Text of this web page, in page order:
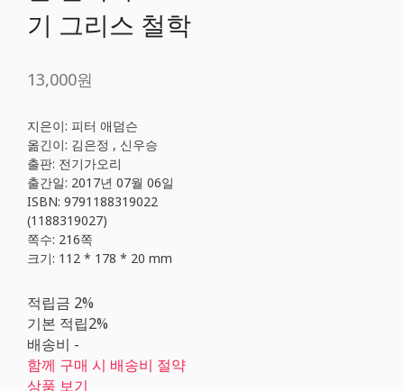
기 그리스 철학
13,000원
지은이: 피터 애덤슨
옮긴이: 김은정 , 신우승
출판: 전기가오리
출간일: 2017년 07월 06일
ISBN: 9791188319022
(1188319027)
쪽수: 216쪽
크기: 112 * 178 * 20 mm
적립금 2%
기본 적립2%
배송비 -
함께 구매 시 배송비 절약
상품 보기